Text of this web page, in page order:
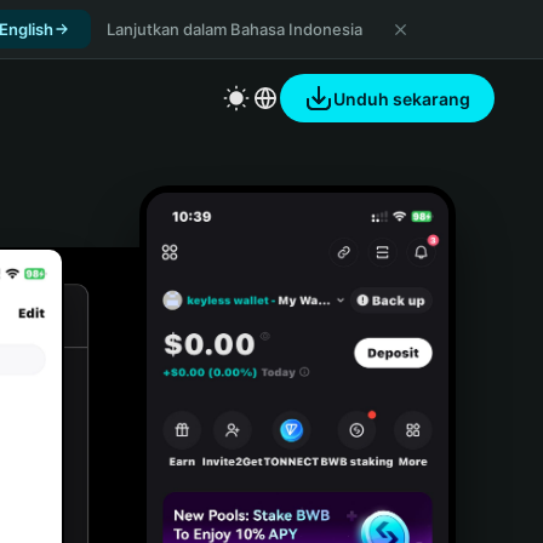
Lanjutkan dalam Bahasa Indonesia
Unduh sekarang